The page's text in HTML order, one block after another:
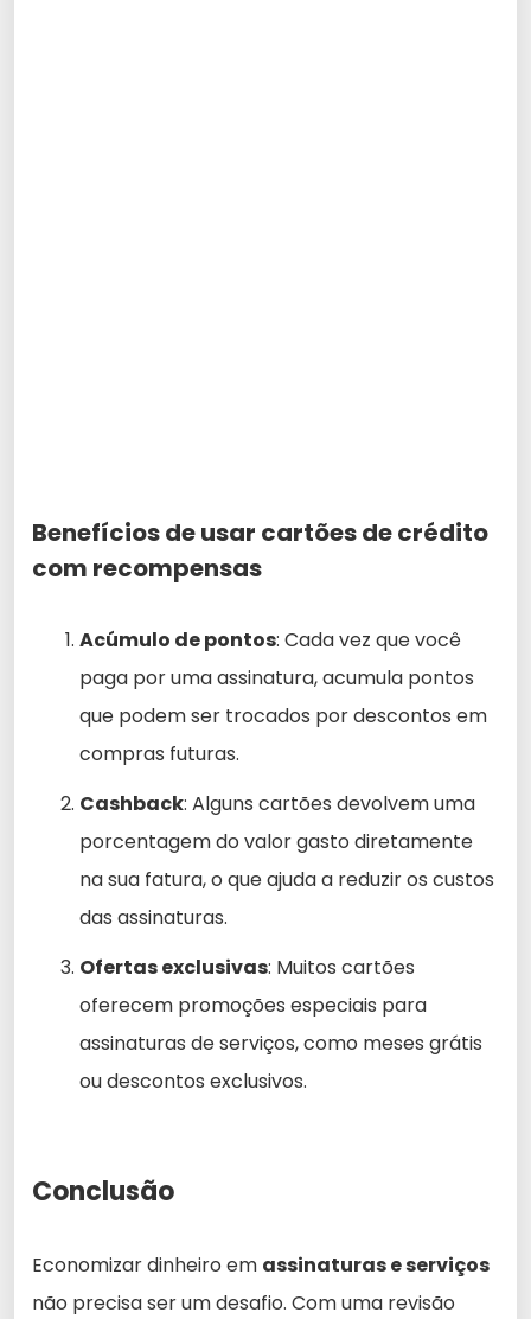
Benefícios de usar cartões de crédito
com recompensas
Acúmulo de pontos: Cada vez que você
paga por uma assinatura, acumula pontos
que podem ser trocados por descontos em
compras futuras.
Cashback: Alguns cartões devolvem uma
porcentagem do valor gasto diretamente
na sua fatura, o que ajuda a reduzir os custos
das assinaturas.
Ofertas exclusivas: Muitos cartões
oferecem promoções especiais para
assinaturas de serviços, como meses grátis
ou descontos exclusivos.
Conclusão
Economizar dinheiro em assinaturas e serviços
não precisa ser um desafio. Com uma revisão